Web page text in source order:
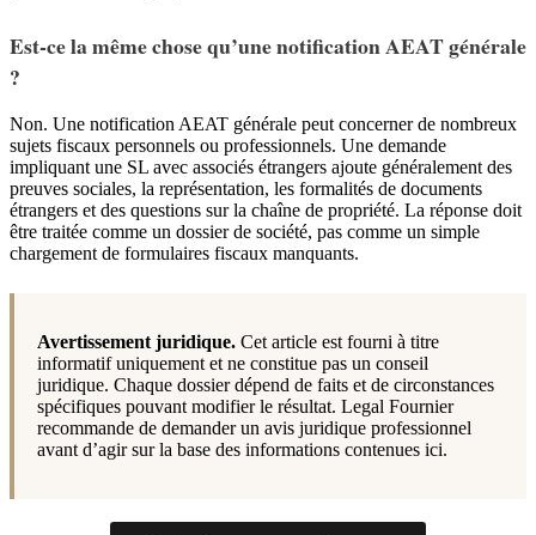
Est-ce la même chose qu’une notification AEAT générale
?
Non. Une notification AEAT générale peut concerner de nombreux
sujets fiscaux personnels ou professionnels. Une demande
impliquant une SL avec associés étrangers ajoute généralement des
preuves sociales, la représentation, les formalités de documents
étrangers et des questions sur la chaîne de propriété. La réponse doit
être traitée comme un dossier de société, pas comme un simple
chargement de formulaires fiscaux manquants.
Avertissement juridique. Cet article est fourni à titre
informatif uniquement et ne constitue pas un conseil
juridique. Chaque dossier dépend de faits et de circonstances
spécifiques pouvant modifier le résultat. Legal Fournier
recommande de demander un avis juridique professionnel
avant d’agir sur la base des informations contenues ici.